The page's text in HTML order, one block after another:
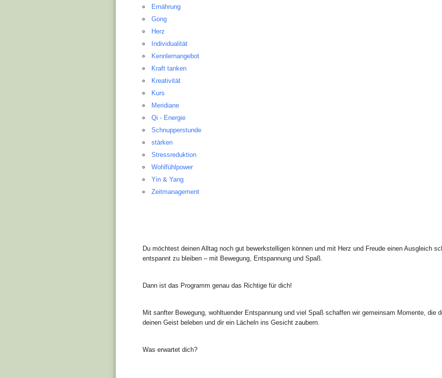
Ernährung
Gong
Herz
Individualität
Kennlernangebot
Kraft tanken
Kreativität
Kurs
Meridiane
Qi - Energie
Schnupperstunde
stärken
Stressreduktion
Wohlfühlpower
Yin & Yang
Zeitmanagement
Du möchtest deinen Alltag noch gut bewerkstelligen können und mit Herz und Freude einen Ausgleich
entspannt zu bleiben – mit Bewegung, Entspannung und Spaß.
Dann ist das Programm genau das Richtige für dich!
Mit sanfter Bewegung, wohltuender Entspannung und viel Spaß schaffen wir gemeinsam Momente, die
deinen Geist beleben und dir ein Lächeln ins Gesicht zaubern.
Was erwartet dich?